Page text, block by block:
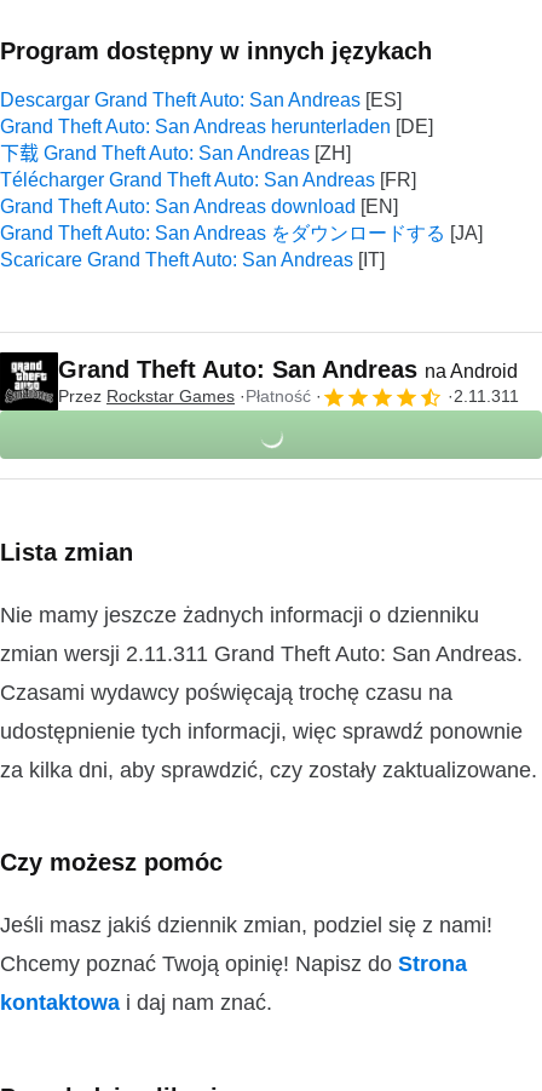
Program dostępny w innych językach
Descargar Grand Theft Auto: San Andreas
Grand Theft Auto: San Andreas herunterladen
下载 Grand Theft Auto: San Andreas
Télécharger Grand Theft Auto: San Andreas
Grand Theft Auto: San Andreas download
Grand Theft Auto: San Andreas をダウンロードする
Scaricare Grand Theft Auto: San Andreas
Grand Theft Auto: San Andreas na Android
Przez Rockstar Games Płatność 2.11.311
Lista zmian
Nie mamy jeszcze żadnych informacji o dzienniku
zmian wersji 2.11.311 Grand Theft Auto: San Andreas.
Czasami wydawcy poświęcają trochę czasu na
udostępnienie tych informacji, więc sprawdź ponownie
za kilka dni, aby sprawdzić, czy zostały zaktualizowane.
Czy możesz pomóc
Jeśli masz jakiś dziennik zmian, podziel się z nami!
Chcemy poznać Twoją opinię! Napisz do Strona
kontaktowa i daj nam znać.